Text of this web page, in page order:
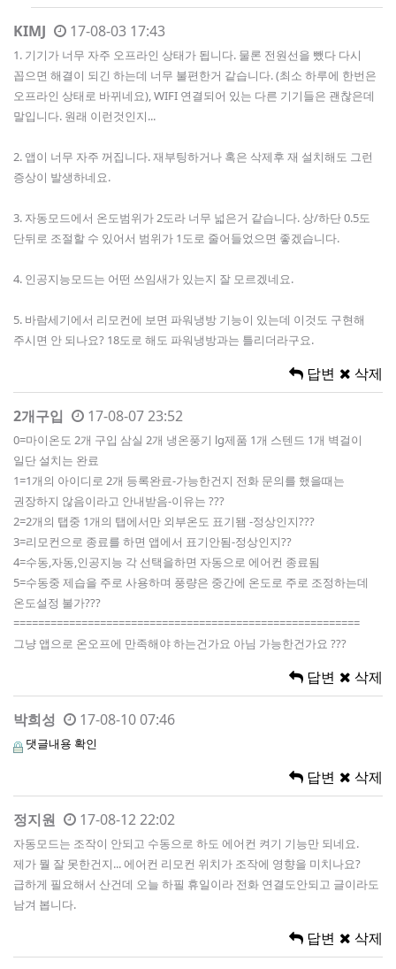
KIMJ 17-08-03 17:43
1. 기기가 너무 자주 오프라인 상태가 됩니다. 물론 전원선을 뺐다 다시
꼽으면 해결이 되긴 하는데 너무 불편한거 같습니다. (최소 하루에 한번은
오프라인 상태로 바뀌네요), WIFI 연결되어 있는 다른 기기들은 괜찮은데
말입니다. 원래 이런것인지...
2. 앱이 너무 자주 꺼집니다. 재부팅하거나 혹은 삭제후 재 설치해도 그런
증상이 발생하네요.
3. 자동모드에서 온도범위가 2도라 너무 넓은거 같습니다. 상/하단 0.5도
단뒤로 조절할 수 있어서 범위가 1도로 줄어들었으면 좋겠습니다.
4. 인공지능모드는 어떤 쓰임새가 있는지 잘 모르겠네요.
5. 바람세기에서 리모컨에 보면 파워냉방 기능이 있는데 이것도 구현해
주시면 안 되나요? 18도로 해도 파워냉방과는 틀리더라구요.
답변 삭제
2개구입 17-08-07 23:52
0=마이온도 2개 구입 삼실 2개 냉온풍기 lg제품 1개 스텐드 1개 벽걸이
일단 설치는 완료
1=1개의 아이디로 2개 등록완료-가능한건지 전화 문의를 했을때는
권장하지 않음이라고 안내받음-이유는 ???
2=2개의 탭중 1개의 탭에서만 외부온도 표기됌 -정상인지???
3=리모컨으로 종료를 하면 앱에서 표기안됨-정상인지??
4=수동,자동,인공지능 각 선택을하면 자동으로 에어컨 종료됨
5=수동중 제습을 주로 사용하며 풍량은 중간에 온도로 주로 조정하는데
온도설정 불가???
========================================================
그냥 앱으로 온오프에 만족해야 하는건가요 아님 가능한건가요 ???
답변 삭제
박희성 17-08-10 07:46
댓글내용 확인
답변 삭제
정지원 17-08-12 22:02
자동모드는 조작이 안되고 수동으로 하도 에어컨 켜기 기능만 되네요.
제가 뭘 잘 못한건지... 에어컨 리모컨 위치가 조작에 영향을 미치나요?
급하게 필요해서 산건데 오늘 하필 휴일이라 전화 연결도안되고 글이라도
남겨 봅니다.
답변 삭제